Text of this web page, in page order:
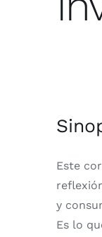
Este
y
Es lo